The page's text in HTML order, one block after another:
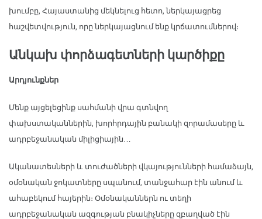
խումբը, Հայաստանից մեկնելուց հետո, ներկայացրեց
հաշվետվություն, որը ներկայացնում ենք կրճատումներով։
Անկախ փորձագետների կարծիքը
Արդյունքներ
Մենք այցելեցինք սահմանի վրա գտնվող
փախստականներին, խորհրդային բանակի զորամասերը և
ադրբեջանական միլիցիային…
Ականատեսների և տուժածների վկայությունների համաձայն,
օմօնական ջոկատները սպանում, տանջահար էին անում և
ահաբեկում հայերին։ Օմօնականներն ու տեղի
ադրբեջանական ազգության բնակիչները զբաղված էին